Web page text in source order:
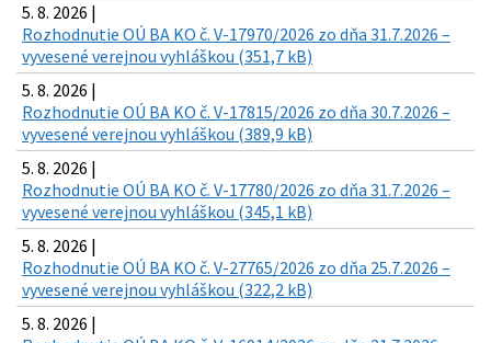
5. 8. 2026 |
Rozhodnutie OÚ BA KO č. V-17970/2026 zo dňa 31.7.2026 –
vyvesené verejnou vyhláškou (351,7 kB)
5. 8. 2026 |
Rozhodnutie OÚ BA KO č. V-17815/2026 zo dňa 30.7.2026 –
vyvesené verejnou vyhláškou (389,9 kB)
5. 8. 2026 |
Rozhodnutie OÚ BA KO č. V-17780/2026 zo dňa 31.7.2026 –
vyvesené verejnou vyhláškou (345,1 kB)
5. 8. 2026 |
Rozhodnutie OÚ BA KO č. V-27765/2026 zo dňa 25.7.2026 –
vyvesené verejnou vyhláškou (322,2 kB)
5. 8. 2026 |